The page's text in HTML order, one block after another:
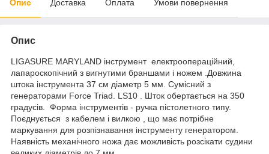
Опис Доставка Оплата Умови повернення
Опис
LIGASURE MARYLAND інструмент електроопераційний,
лапароскопічний з вигнутими браншами і ножем .Довжина
штока інструмента 37 см діаметр 5 мм. Сумісний з
генераторами Force Triad. LS10 . Шток обертається на 350
градусів. Форма інструментів - ручка пістолетного типу.
Поєднується з кабелем і вилкою , що має потрібне
маркування для розпізнавання інструменту генератором.
Наявність механічного ножа дає можливість розсікати судини